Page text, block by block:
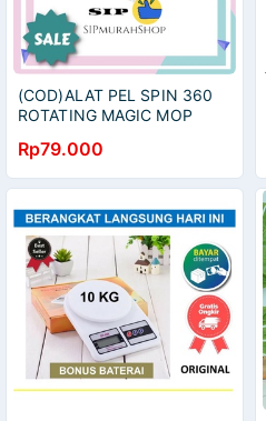
(COD)ALAT PEL SPIN 360
ROTATING MAGIC MOP
+ 4 RODA, RUANG
PEMBERSIH KOTORAN
Rp79.000